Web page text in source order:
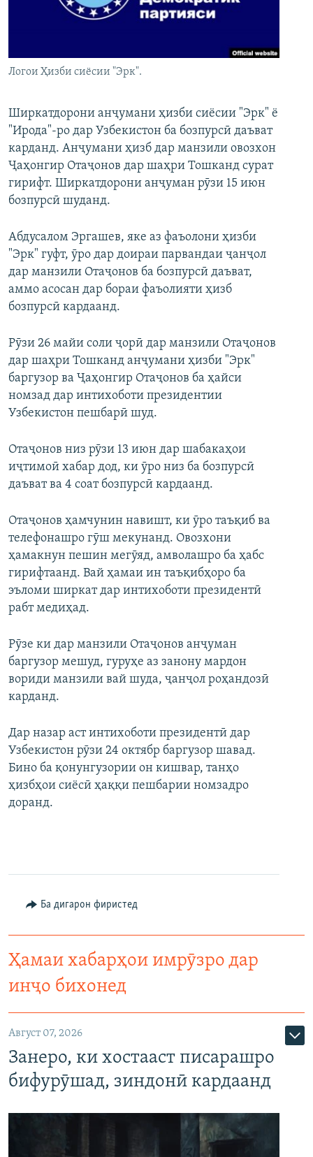
ГУЗОРИШҲОИ РАДИОӢ
Ҳамаи сомонаҳои RFE/RL
Логои Ҳизби сиёсии "Эрк".
Ширкатдорони анҷумани ҳизби сиёсии "Эрк" ё
"Ирода"-ро дар Узбекистон ба бозпурсӣ даъват
карданд. Анҷумани ҳизб дар манзили овозхон
Ҷаҳонгир Отаҷонов дар шаҳри Тошканд сурат
гирифт. Ширкатдорони анҷуман рӯзи 15 июн
бозпурсӣ шуданд.
Абдусалом Эргашев, яке аз фаъолони ҳизби
"Эрк" гуфт, ӯро дар доираи парвандаи ҷанҷол
дар манзили Отаҷонов ба бозпурсӣ даъват,
аммо асосан дар бораи фаъолияти ҳизб
бозпурсӣ кардаанд.
Рӯзи 26 майи соли ҷорӣ дар манзили Отаҷонов
дар шаҳри Тошканд анҷумани ҳизби "Эрк"
баргузор ва Ҷаҳонгир Отаҷонов ба ҳайси
номзад дар интихоботи президентии
Узбекистон пешбарӣ шуд.
Отаҷонов низ рӯзи 13 июн дар шабакаҳои
иҷтимоӣ хабар дод, ки ӯро низ ба бозпурсӣ
даъват ва 4 соат бозпурсӣ кардаанд.
Отаҷонов ҳамчунин навишт, ки ӯро таъқиб ва
телефонашро гӯш мекунанд. Овозхони
ҳамакнун пешин мегӯяд, амволашро ба ҳабс
гирифтаанд. Вай ҳамаи ин таъқибҳоро ба
эъломи ширкат дар интихоботи президентӣ
рабт медиҳад.
Рӯзе ки дар манзили Отаҷонов анҷуман
баргузор мешуд, гуруҳе аз занону мардон
вориди манзили вай шуда, ҷанҷол роҳандозӣ
карданд.
Дар назар аст интихоботи президентӣ дар
Узбекистон рӯзи 24 октябр баргузор шавад.
Бино ба қонунгузории он кишвар, танҳо
ҳизбҳои сиёсӣ ҳаққи пешбарии номзадро
доранд.
Ба дигарон фиристед
Ҳамаи хабарҳои имрӯзро дар
инҷо бихонед
Август 07, 2026
Занеро, ки хостааст писарашро
бифурӯшад, зиндонӣ кардаанд